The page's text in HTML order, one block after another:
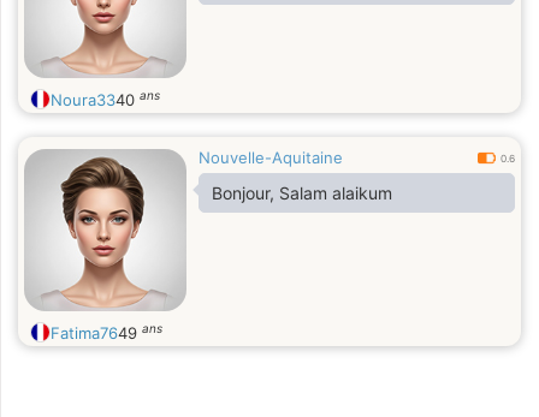
Noura3340 ans
Nouvelle-Aquitaine 0.6
Bonjour, Salam alaikum
Fatima7649 ans